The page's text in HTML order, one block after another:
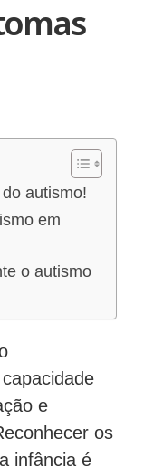
autismo!
em
o autismo
e
os
infância é